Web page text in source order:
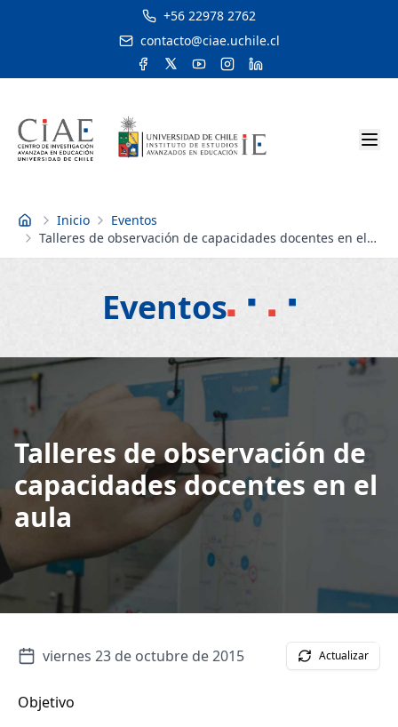
+56 22978 2762
contacto@ciae.uchile.cl
Inicio Inicio
Eventos
Talleres de observación de capacidades docentes en el
aula
Eventos
Talleres de observación de
capacidades docentes en el
aula
viernes 23 de octubre de 2015 Actualizar
Objetivo